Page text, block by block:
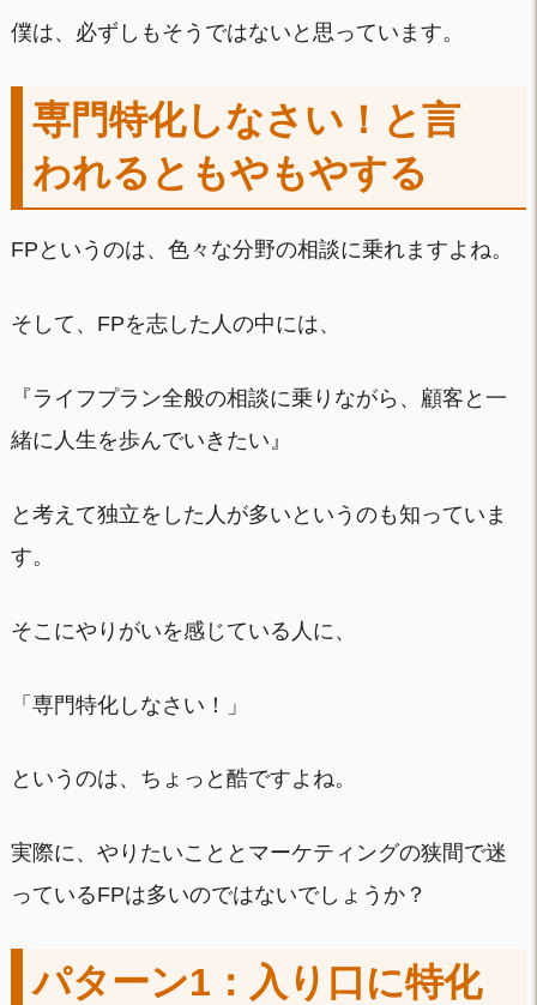
僕は、必ずしもそうではないと思っています。
専門特化しなさい！と言
われるともやもやする
FPというのは、色々な分野の相談に乗れますよね。
そして、FPを志した人の中には、
『ライフプラン全般の相談に乗りながら、顧客と一
緒に人生を歩んでいきたい』
と考えて独立をした人が多いというのも知っていま
す。
そこにやりがいを感じている人に、
「専門特化しなさい！」
というのは、ちょっと酷ですよね。
実際に、やりたいこととマーケティングの狭間で迷
っているFPは多いのではないでしょうか？
パターン1：入り口に特化